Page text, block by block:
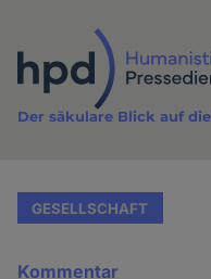
Inhalt
Der säkulare Blick auf
GESELLSCHAFT
Kommentar